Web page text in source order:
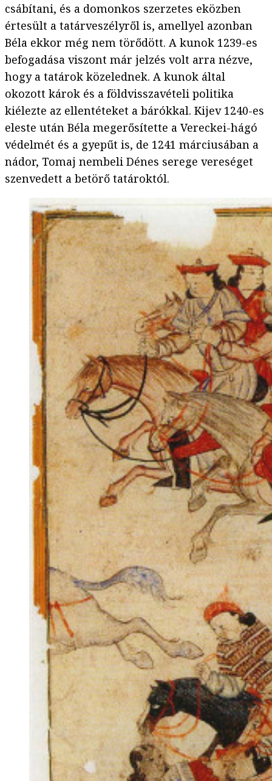
csábítani, és a domonkos szerzetes eközben
értesült a tatárveszélyről is, amellyel azonban
Béla ekkor még nem törődött. A kunok 1239-es
befogadása viszont már jelzés volt arra nézve,
hogy a tatárok közelednek. A kunok által
okozott károk és a földvisszavételi politika
kiélezte az ellentéteket a bárókkal. Kijev 1240-es
eleste után Béla megerősítette a Vereckei-hágó
védelmét és a gyepűt is, de 1241 márciusában a
nádor, Tomaj nembeli Dénes serege vereséget
szenvedett a betörő tatároktól.